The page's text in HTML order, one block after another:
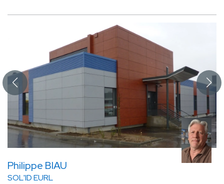
Philippe BIAU
SOL'ID EURL